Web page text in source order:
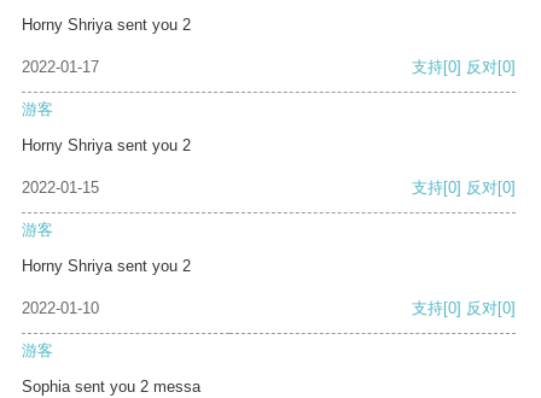
Horny Shriya sent you 2
2022-01-17 支持[0] 反对[0]
游客
Horny Shriya sent you 2
2022-01-15 支持[0] 反对[0]
游客
Horny Shriya sent you 2
2022-01-10 支持[0] 反对[0]
游客
Sophia sent you 2 messa